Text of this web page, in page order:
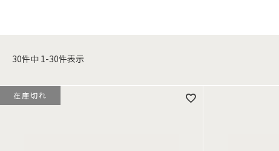
30件中 1-30件表示
在庫切れ